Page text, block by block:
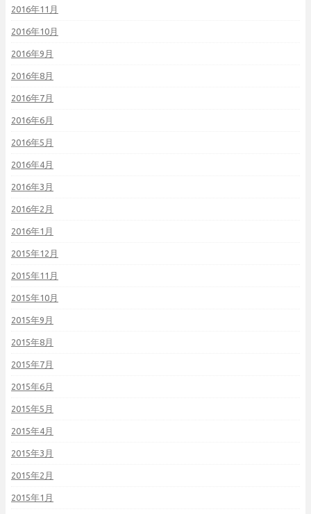
2016年11月
2016年10月
2016年9月
2016年8月
2016年7月
2016年6月
2016年5月
2016年4月
2016年3月
2016年2月
2016年1月
2015年12月
2015年11月
2015年10月
2015年9月
2015年8月
2015年7月
2015年6月
2015年5月
2015年4月
2015年3月
2015年2月
2015年1月